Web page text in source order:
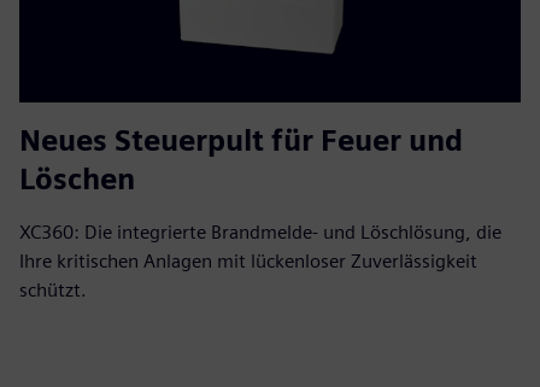
Neues Steuerpult für Feuer und
Löschen
XC360: Die integrierte Brandmelde- und Löschlösung, die
Ihre kritischen Anlagen mit lückenloser Zuverlässigkeit
schützt.